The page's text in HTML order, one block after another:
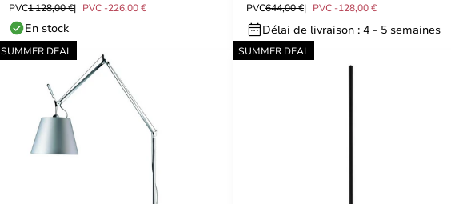
PVC1 128,00 € PVC -226,00 €
En stock
PVC644,00 € PVC -128,00 €
Délai de livraison : 4 - 5 semaines
SUMMER DEAL SUMMER DEAL